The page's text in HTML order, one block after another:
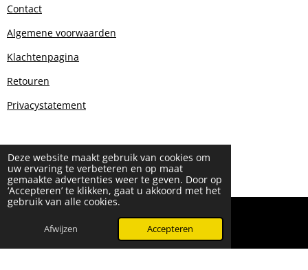
Deze website maakt gebruik van cookies om
uw ervaring te verbeteren en op maat
gemaakte advertenties weer te geven. Door op
‘Accepteren’ te klikken, gaat u akkoord met het
gebruik van alle cookies.
Afwijzen Accepteren
Contact
Algemene voorwaarden
Klachtenpagina
Retouren
Privacystatement
© 2024 - 2026 Beauty & More by Robyn
WhatsApp